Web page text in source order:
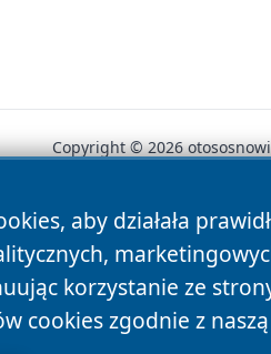
aby działała
korzystanie ze
cookies zgodnie z naszą
Copyright © 2026
News Autorzy